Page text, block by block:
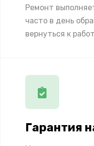
Ремонт
часто в день
вернуться к
Гарантия